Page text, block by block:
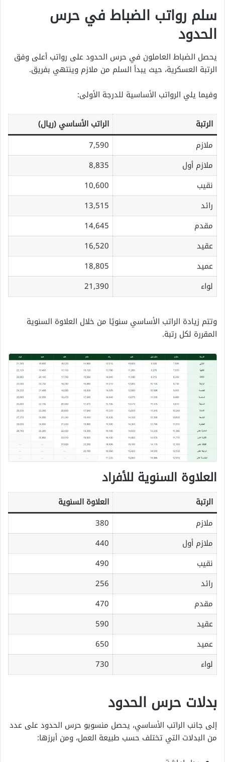
سلم رواتب الضباط في حرس
الحدود
يحصل الضباط العاملون في حرس الحدود على رواتب أعلى وفق
الرتبة العسكرية، حيث يبدأ السلم من ملازم وينتهي بفريق.
وفيما يلي الرواتب الأساسية للدرجة الأولى:
الرتبة
الراتب الأساسي (ريال)
ملازم
7,590
ملازم أول
8,835
نقيب
10,600
رائد
13,515
مقدم
14,645
عقيد
16,520
عميد
18,805
لواء
21,390
وتتم زيادة الراتب الأساسي سنويًا من خلال العلاوة السنوية
المقررة لكل رتبة.
العلاوة السنوية للأفراد
الرتبة
العلاوة السنوية
ملازم
380
ملازم أول
440
نقيب
490
رائد
256
مقدم
470
عقيد
590
عميد
650
لواء
730
بدلات حرس الحدود
إلى جانب الراتب الأساسي، يحصل منسوبو حرس الحدود على عدد
من البدلات التي تختلف حسب طبيعة العمل، ومن أبرزها: